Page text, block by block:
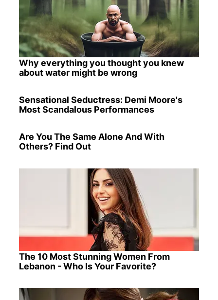
Why everything you thought you knew
about water might be wrong
Sensational Seductress: Demi Moore's
Most Scandalous Performances
Are You The Same Alone And With
Others? Find Out
The 10 Most Stunning Women From
Lebanon - Who Is Your Favorite?